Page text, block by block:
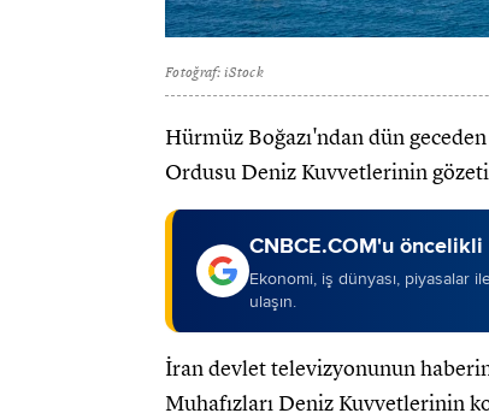
Fotoğraf: iStock
Hürmüz Boğazı'ndan dün
Ordusu Deniz Kuvvetlerinin
CNBCE.COM'u
Ekonomi, iş dünyası, piyasalar
ulaşın.
İran devlet televizyonunun
Muhafızları Deniz Kuvvetlerinin